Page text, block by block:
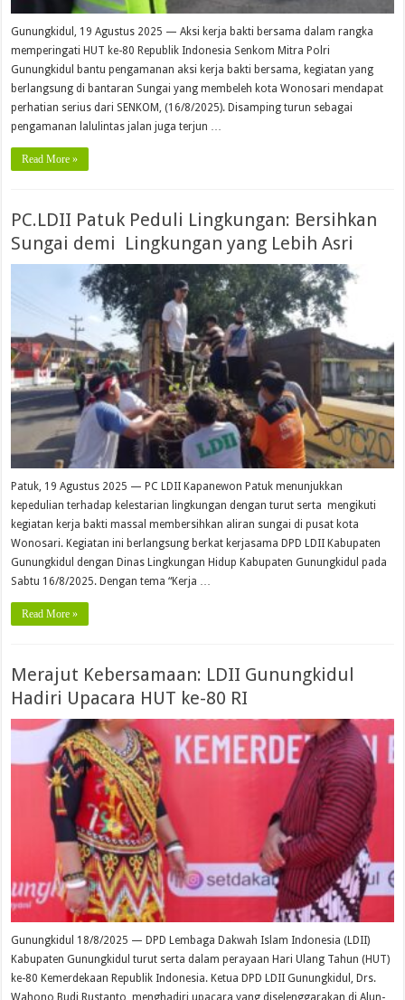
Gunungkidul, 19 Agustus 2025 — Aksi kerja bakti bersama dalam rangka
memperingati HUT ke-80 Republik Indonesia Senkom Mitra Polri
Gunungkidul bantu pengamanan aksi kerja bakti bersama, kegiatan yang
berlangsung di bantaran Sungai yang membeleh kota Wonosari mendapat
perhatian serius dari SENKOM, (16/8/2025). Disamping turun sebagai
pengamanan lalulintas jalan juga terjun …
Read More »
PC.LDII Patuk Peduli Lingkungan: Bersihkan
Sungai demi Lingkungan yang Lebih Asri
Patuk, 19 Agustus 2025 — PC LDII Kapanewon Patuk menunjukkan
kepedulian terhadap kelestarian lingkungan dengan turut serta mengikuti
kegiatan kerja bakti massal membersihkan aliran sungai di pusat kota
Wonosari. Kegiatan ini berlangsung berkat kerjasama DPD LDII Kabupaten
Gunungkidul dengan Dinas Lingkungan Hidup Kabupaten Gunungkidul pada
Sabtu 16/8/2025. Dengan tema “Kerja …
Read More »
Merajut Kebersamaan: LDII Gunungkidul
Hadiri Upacara HUT ke-80 RI
Gunungkidul 18/8/2025 — DPD Lembaga Dakwah Islam Indonesia (LDII)
Kabupaten Gunungkidul turut serta dalam perayaan Hari Ulang Tahun (HUT)
ke-80 Kemerdekaan Republik Indonesia. Ketua DPD LDII Gunungkidul, Drs.